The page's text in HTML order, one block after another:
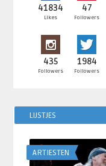
41834
Likes
47
Followers
435
Followers
1984
Followers
LIJSTJES
ARTIESTEN